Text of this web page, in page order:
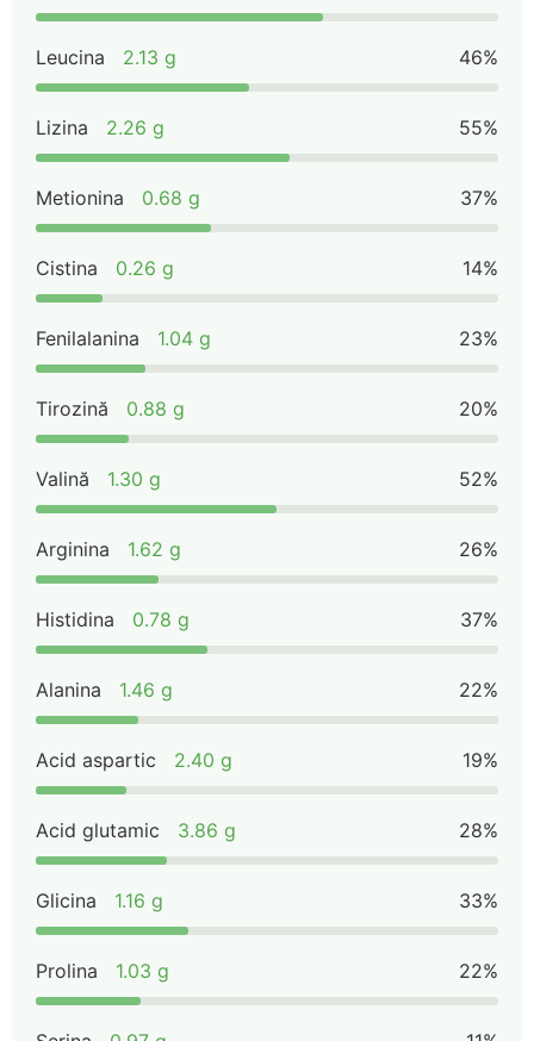
Leucina 2.13 g 46%
Lizina 2.26 g 55%
Metionina 0.68 g 37%
Cistina 0.26 g 14%
Fenilalanina 1.04 g 23%
Tirozină 0.88 g 20%
Valină 1.30 g 52%
Arginina 1.62 g 26%
Histidina 0.78 g 37%
Alanina 1.46 g 22%
Acid aspartic 2.40 g 19%
Acid glutamic 3.86 g 28%
Glicina 1.16 g 33%
Prolina 1.03 g 22%